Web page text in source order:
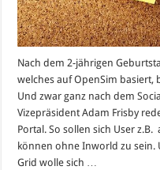
Nach dem 2-jährigen
welches auf OpenSim basiert,
Und zwar ganz nach dem
Vizepräsident Adam Frisby
Portal. So sollen sich User
können ohne Inworld zu sein.
Grid wolle sich …